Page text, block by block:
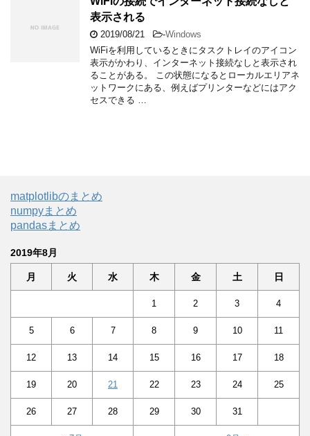
表示される
2019/08/21 -Windows
WiFiを利用しているときにタスクトレイのアイコン
表示がかわり、インターネット接続なしと表示され
ることがある。 この状態になるとローカルエリアネ
ットワークにある、例えばプリンターなどにはアク
セスできる …
matplotlibのまとめ
numpyまとめ
pandasまとめ
2019年8月
月 火 水 木 金 土 日
1 2 3 4
5 6 7 8 9 10 11
12 13 14 15 16 17 18
19 20 21 22 23 24 25
26 27 28 29 30 31